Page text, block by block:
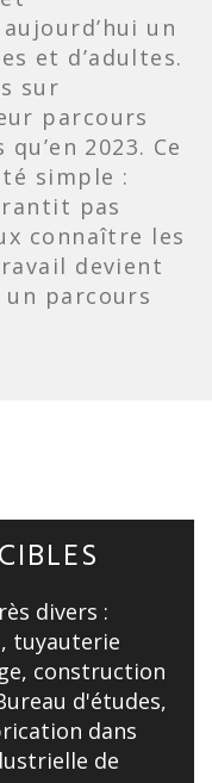
un
et d’adultes.
sur
parcours
2023. Ce
simple :
pas
connaître les
devient
parcours
divers :
tuyauterie
construction
d'études,
dans
de